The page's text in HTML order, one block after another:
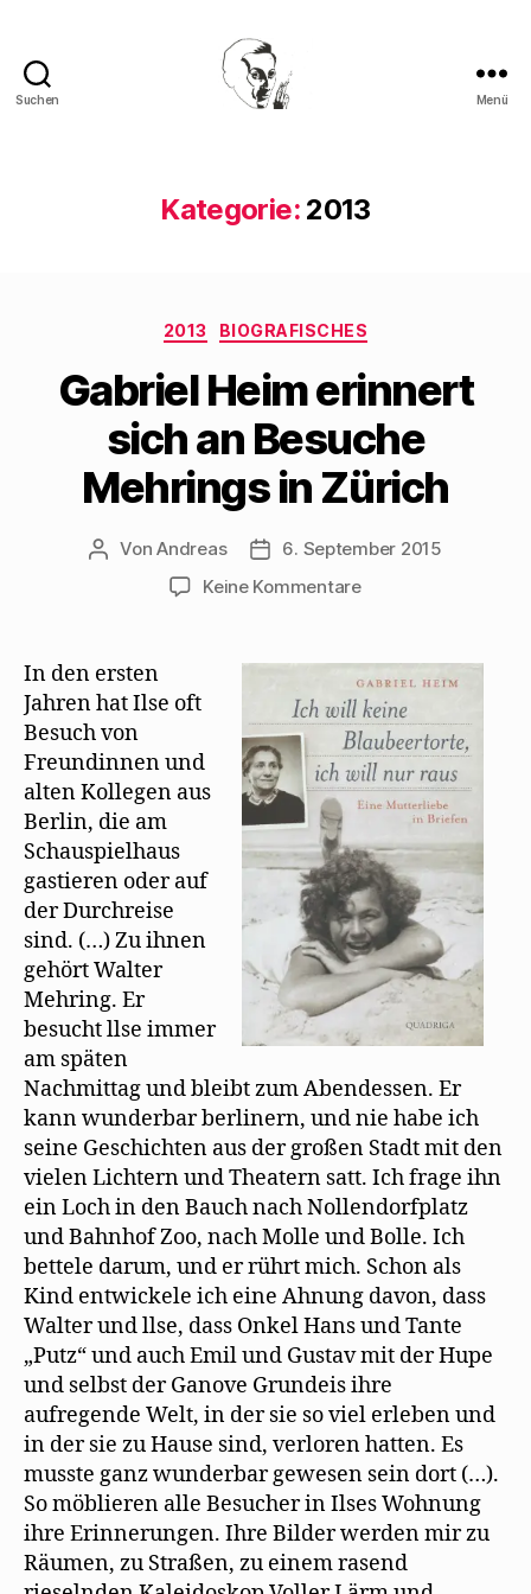
Suchen Menü
Kategorie: 2013
Kategorien
2013 BIOGRAFISCHES
Gabriel Heim erinnert
sich an Besuche
Mehrings in Zürich
Beitragsautor
VonAndreas Beitragsdatum
6. September 2015
Keine Kommentarezu
erinnert
sich
an
Besuche
Mehrings
in
Zürich
In den ersten
Jahren hat Ilse oft
Besuch von
Freundinnen und
alten Kollegen aus
Berlin, die am
Schauspielhaus
gastieren oder auf
der Durchreise
sind. (…) Zu ihnen
gehört Walter
Mehring. Er
besucht llse immer
am späten
Nachmittag und bleibt zum Abendessen. Er
kann wunderbar berlinern, und nie habe ich
seine Geschichten aus der großen Stadt mit den
vielen Lichtern und Theatern satt. Ich frage ihn
ein Loch in den Bauch nach Nollendorfplatz
und Bahnhof Zoo, nach Molle und Bolle. Ich
bettele darum, und er rührt mich. Schon als
Kind entwickele ich eine Ahnung davon, dass
Walter und llse, dass Onkel Hans und Tante
„Putz“ und auch Emil und Gustav mit der Hupe
und selbst der Ganove Grundeis ihre
aufregende Welt, in der sie so viel erleben und
in der sie zu Hause sind, verloren hatten. Es
musste ganz wunderbar gewesen sein dort (…).
So möblieren alle Besucher in Ilses Wohnung
ihre Erinnerungen. Ihre Bilder werden mir zu
Räumen, zu Straßen, zu einem rasend